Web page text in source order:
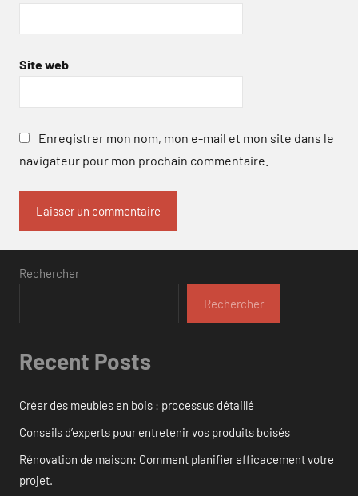
Site web
Enregistrer mon nom, mon e-mail et mon site dans le
navigateur pour mon prochain commentaire.
Rechercher
Rechercher
Recent Posts
Créer des meubles en bois : processus détaillé
Conseils d’experts pour entretenir vos produits boisés
Rénovation de maison: Comment planifier efficacement votre
projet.